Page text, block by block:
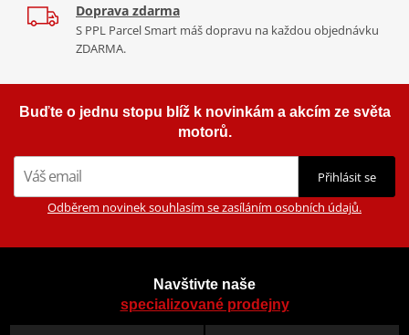
Doprava zdarma
S PPL Parcel Smart máš dopravu na každou objednávku
ZDARMA.
Buďte o jednu stopu blíž k novinkám a akcím ze světa
motorů.
Přihlásit se
Odběrem novinek souhlasím se zasíláním osobních údajů.
Navštivte naše
specializované prodejny